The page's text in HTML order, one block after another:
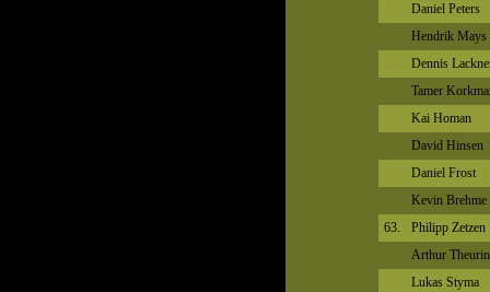
Daniel Peters
Hendrik Mays
Dennis
Tamer
Kai Homan
David Hinsen
Daniel Frost
Kevin Brehme
63.
Philipp Zetzen
Arthur
Lukas Styma